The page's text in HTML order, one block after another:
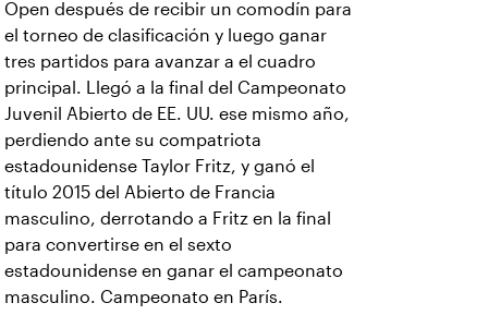
Open después de recibir un comodín para
el torneo de clasificación y luego ganar
tres partidos para avanzar a el cuadro
principal. Llegó a la final del Campeonato
Juvenil Abierto de EE. UU. ese mismo año,
perdiendo ante su compatriota
estadounidense Taylor Fritz, y ganó el
título 2015 del Abierto de Francia
masculino, derrotando a Fritz en la final
para convertirse en el sexto
estadounidense en ganar el campeonato
masculino. Campeonato en París.